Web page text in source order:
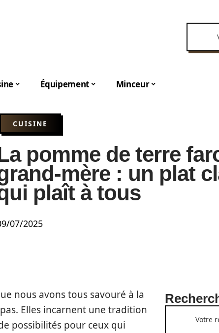
Équipement Minceur
CUISINE
pomme de terre
mère : un plat
plaît à tous
07/2025
nous avons tous savouré à la
Elles incarnent une tradition
possibilités pour ceux qui